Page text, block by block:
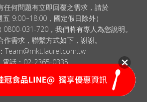
任何問題有立即回覆之需求，請於
五 9:00~18:00，國定假日除外）
031-720，我們將有專人為您說明。
作需求，聯繫方式如下，謝謝。
Team@mkt.laurel.com.tw
電話：02-2365-0335
CORP. All Rights Reserved.